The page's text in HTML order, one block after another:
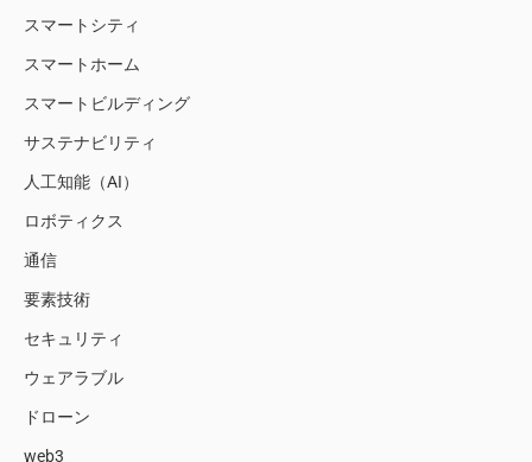
スマートシティ
スマートホーム
スマートビルディング
サステナビリティ
人工知能（AI）
ロボティクス
通信
要素技術
セキュリティ
ウェアラブル
ドローン
web3